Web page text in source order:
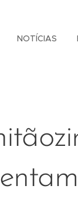
NOTÍCIAS